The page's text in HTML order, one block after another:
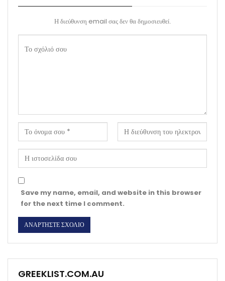
Η διεύθυνση email σας δεν θα δημοσιευθεί.
Save my name, email, and website in this browser
for the next time I comment.
GREEKLIST.COM.AU